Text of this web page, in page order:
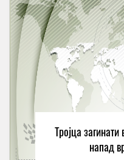
Тројца
напад